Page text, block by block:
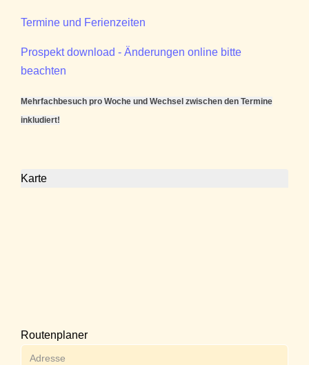
Termine und Ferienzeiten
Prospekt download - Änderungen online bitte
beachten
Mehrfachbesuch pro Woche und Wechsel zwischen den Termine
inkludiert!
Karte
Routenplaner